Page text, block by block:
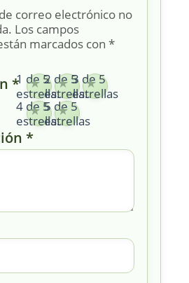
correo electrónico no
Los campos
marcados con *
*1 de 5
estrellas
2 de 5
estrellas
3 de 5
estrellas
4 de 5
estrellas
5 de 5
estrellas
*